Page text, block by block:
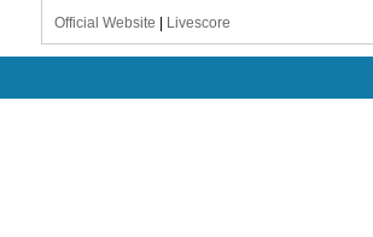
Official Website
Livescore